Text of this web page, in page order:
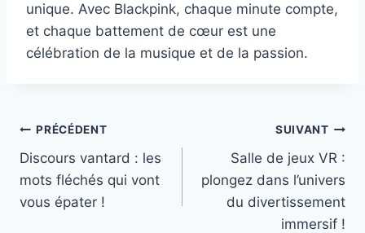
unique. Avec Blackpink, chaque minute compte,
et chaque battement de cœur est une
célébration de la musique et de la passion.
Navigation
de
l’article
PRÉCÉDENT
Discours vantard : les
mots fléchés qui vont
vous épater !
SUIVANT
Salle de jeux VR :
plongez dans l’univers
du divertissement
immersif !